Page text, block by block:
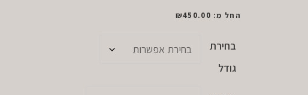
החל מ: ₪450.00
בחירת
גודל